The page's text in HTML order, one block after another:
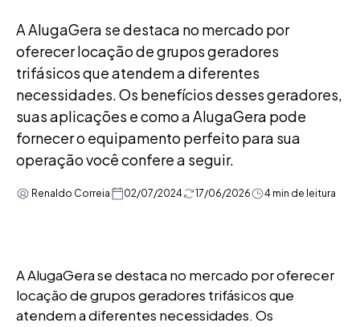
A AlugaGera se destaca no mercado por
oferecer locação de grupos geradores
trifásicos que atendem a diferentes
necessidades. Os benefícios desses geradores,
suas aplicações e como a AlugaGera pode
fornecer o equipamento perfeito para sua
operação você confere a seguir.
Renaldo Correia 02/07/2024 17/06/2026 4 min de leitura
A AlugaGera se destaca no mercado por oferecer
locação de grupos geradores trifásicos que
atendem a diferentes necessidades. Os